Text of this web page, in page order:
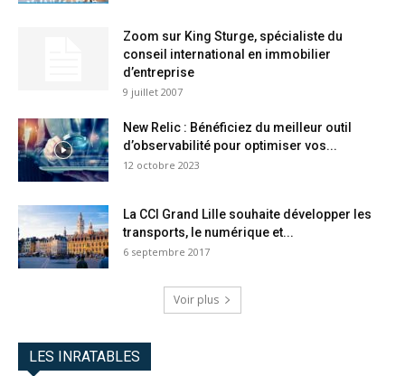
Zoom sur King Sturge, spécialiste du
conseil international en immobilier
d’entreprise
9 juillet 2007
New Relic : Bénéficiez du meilleur outil
d’observabilité pour optimiser vos...
12 octobre 2023
La CCI Grand Lille souhaite développer les
transports, le numérique et...
6 septembre 2017
Voir plus
LES INRATABLES